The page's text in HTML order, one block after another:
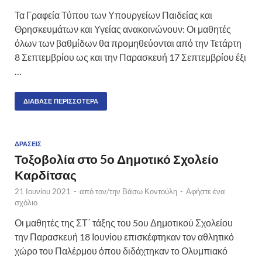
Τα Γραφεία Τύπου των Υπουργείων Παιδείας και
Θρησκευμάτων και Υγείας ανακοινώνουν: Οι μαθητές
όλων των βαθμίδων θα προμηθεύονται από την Τετάρτη
8 Σεπτεμβρίου ως και την Παρασκευή 17 Σεπτεμβρίου έξι
ΔΙΆΒΑΣΕ ΠΕΡΙΣΣΌΤΕΡΑ
ΔΡΆΣΕΙΣ
Τοξοβολία στο 5ο Δημοτικό Σχολείο
Καρδίτσας
21 Ιουνίου 2021 - από τον/την Βάσω Κοντούλη - Αφήστε ένα
σχόλιο
Οι μαθητές της ΣΤ΄ τάξης του 5ου Δημοτικού Σχολείου
την Παρασκευή 18 Ιουνίου επισκέφτηκαν τον αθλητικό
χώρο του Παλέρμου όπου διδάχτηκαν το Ολυμπιακό